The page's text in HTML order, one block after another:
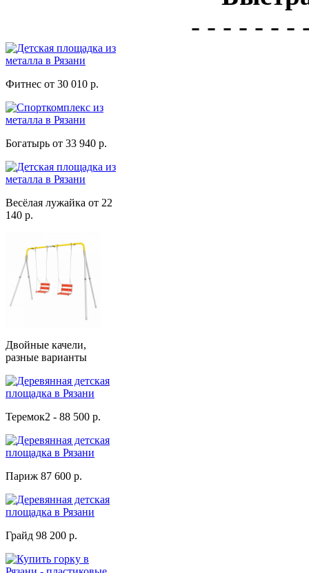
- - - - - - -
Фитнес от 30 010 р.
Богатырь от 33 940 р.
Весёлая лужайка от 22
140 р.
Двойные качели,
разные варианты
Теремок2 - 88 500 р.
Париж 87 600 р.
Грайд 98 200 р.